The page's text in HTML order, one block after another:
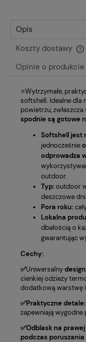
Opis
Koszty dostawy
Cena nie zawiera
Opinie o produkcie
⭐Wytrzymałe,
softshell. Idealne dla
powietrzu,
spodnie są gotowe
Softshell jest
jednocześnie
odprowadza
outdoor.
Typ:outdoor
deszczowe dni
Pora roku:
Lokalna
dbałością o
gwarantując
Cechy:
✅Uniwersalny
cienkiej odzieży
dodatkową warstwę
✅Praktyczne detale:
zapewniają
✅Odblask na
podczas